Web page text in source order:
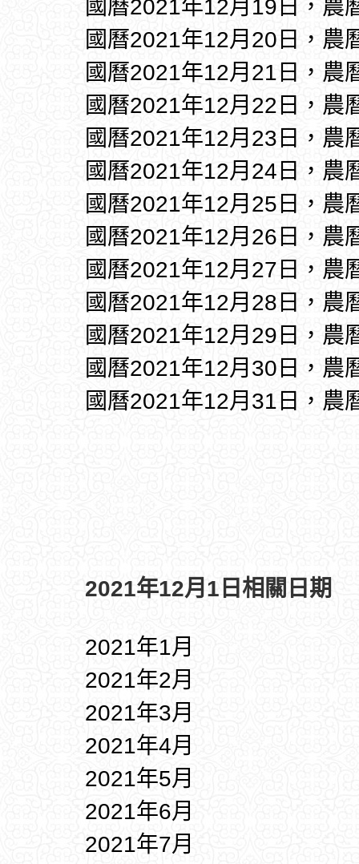
國曆2021年12月19日，農
國曆2021年12月20日，農
國曆2021年12月21日，農
國曆2021年12月22日，農
國曆2021年12月23日，農
國曆2021年12月24日，農
國曆2021年12月25日，農
國曆2021年12月26日，農
國曆2021年12月27日，農
國曆2021年12月28日，農
國曆2021年12月29日，農
國曆2021年12月30日，農
國曆2021年12月31日，農
2021年12月1日相關日期
2021年1月
2021年2月
2021年3月
2021年4月
2021年5月
2021年6月
2021年7月